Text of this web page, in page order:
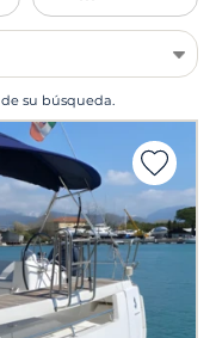
de su búsqueda.